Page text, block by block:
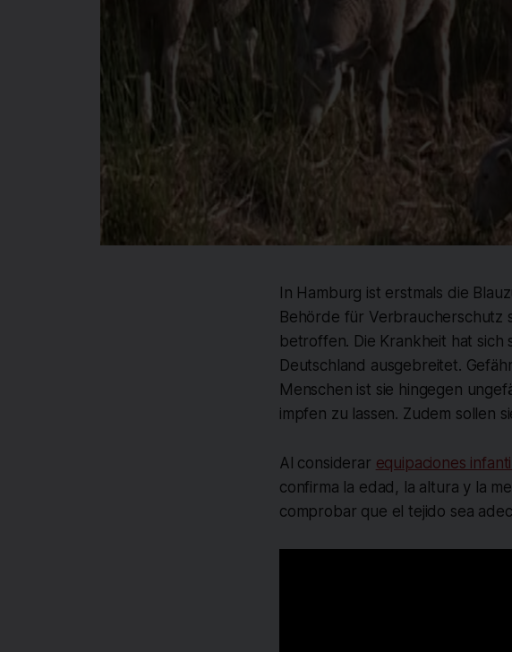
In Hamburg ist erstmals die
Behörde für Verbraucherschutz
betroffen. Die Krankheit hat
Deutschland ausgebreitet.
Menschen ist sie hingegen
impfen zu lassen. Zudem sollen
Al considerar equipaciones
confirma la edad, la altura y la
comprobar que el tejido sea